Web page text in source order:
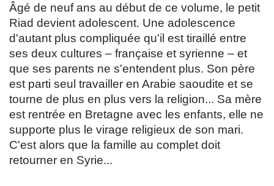
Âgé de neuf ans au début de ce volume, le petit
Riad devient adolescent. Une adolescence
d'autant plus compliquée qu'il est tiraillé entre
ses deux cultures – française et syrienne – et
que ses parents ne s'entendent plus. Son père
est parti seul travailler en Arabie saoudite et se
tourne de plus en plus vers la religion... Sa mère
est rentrée en Bretagne avec les enfants, elle ne
supporte plus le virage religieux de son mari.
C'est alors que la famille au complet doit
retourner en Syrie...